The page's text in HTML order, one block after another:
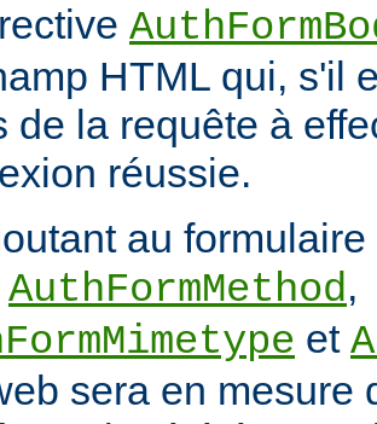
HTML qui, s'il
de la requête à
réussie.
au
AuthFormMethod,
et
sera en mesure